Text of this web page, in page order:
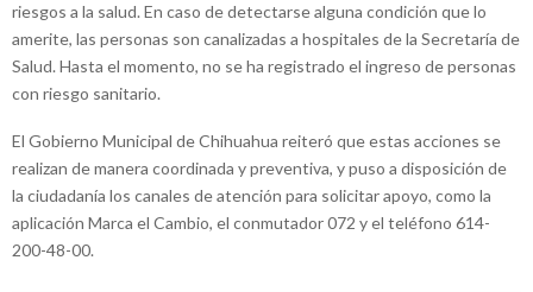
riesgos a la salud. En caso de detectarse alguna condición que lo
amerite, las personas son canalizadas a hospitales de la Secretaría de
Salud. Hasta el momento, no se ha registrado el ingreso de personas
con riesgo sanitario.
El Gobierno Municipal de Chihuahua reiteró que estas acciones se
realizan de manera coordinada y preventiva, y puso a disposición de
la ciudadanía los canales de atención para solicitar apoyo, como la
aplicación Marca el Cambio, el conmutador 072 y el teléfono 614-
200-48-00.